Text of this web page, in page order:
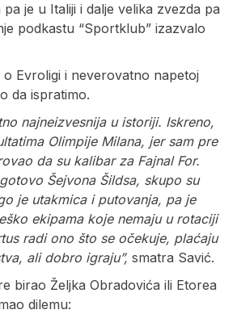
je u Italiji i dalje velika zvezda pa
podkastu “Sportklub” izazvalo
Evroligi i neverovatno napetoj
da ispratimo.
najneizvesnija u istoriji. Iskreno,
Olimpije Milana, jer sam pre
da su kalibar za Fajnal For.
Šejvona Šildsa, skupo su
je utakmica i putovanja, pa je
ekipama koje nemaju u rotaciji
radi ono što se očekuje, plaćaju
ali dobro igraju”, smatra Savić.
birao Željka Obradovića ili Etorea
dilemu: